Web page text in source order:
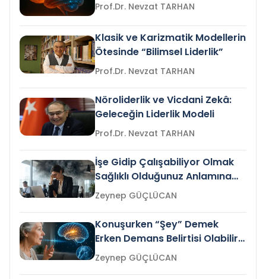
Prof.Dr. Nevzat TARHAN
Klasik ve Karizmatik Modellerin
Ötesinde “Bilimsel Liderlik”
Prof.Dr. Nevzat TARHAN
Nöroliderlik ve Vicdani Zekâ:
Geleceğin Liderlik Modeli
Prof.Dr. Nevzat TARHAN
İşe Gidip Çalışabiliyor Olmak
Sağlıklı Olduğunuz Anlamına
Gelir mi?Zeynep GÜÇLÜCAN
Konuşurken “Şey” Demek
Erken Demans Belirtisi Olabilir
mi?
Zeynep GÜÇLÜCAN